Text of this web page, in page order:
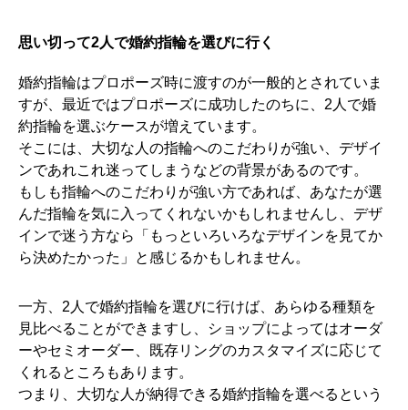
思い切って2人で婚約指輪を選びに行く
婚約指輪はプロポーズ時に渡すのが一般的とされていま
すが、最近ではプロポーズに成功したのちに、2人で婚
約指輪を選ぶケースが増えています。
そこには、大切な人の指輪へのこだわりが強い、デザイ
ンであれこれ迷ってしまうなどの背景があるのです。
もしも指輪へのこだわりが強い方であれば、あなたが選
んだ指輪を気に入ってくれないかもしれませんし、デザ
インで迷う方なら「もっといろいろなデザインを見てか
ら決めたかった」と感じるかもしれません。
一方、2人で婚約指輪を選びに行けば、あらゆる種類を
見比べることができますし、ショップによってはオーダ
ーやセミオーダー、既存リングのカスタマイズに応じて
くれるところもあります。
つまり、大切な人が納得できる婚約指輪を選べるという